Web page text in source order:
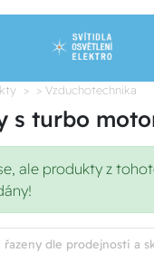
> Vzduchotechnika
s turbo
ale produkty z
dle prodejnosti a